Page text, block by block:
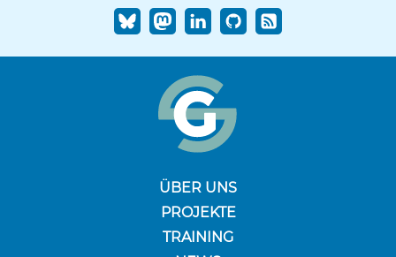
ÜBER UNS
PROJEKTE
TRAINING